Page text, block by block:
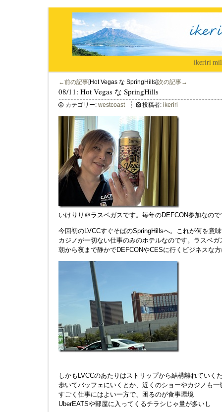
ikeriri|
←前の記事[Hot Vegas な SpringHills]次の記事→
08/11: Hot Vegas な SpringHills
カテゴリー: westcoast 投稿者: ikeriri
いけりり＠ラスベガスです。毎年のDEFCON参加なの
今回初のLVCCすぐそばのSpringHillsへ。これが何を意
カジノが一切ない仕事のみのホテルなのです。ラスベ
朝から夜まで静かでDEFCONやCESに行くビジネスな
しかもLVCCのあたりはストリップから結構離れていく
歩いてバッフェにいくとか、近くのショーやカジノも一
すごく仕事にはよい一方で、困るのが食事環境
UberEATSや部屋に入ってくるチラシじゃ量が多いし